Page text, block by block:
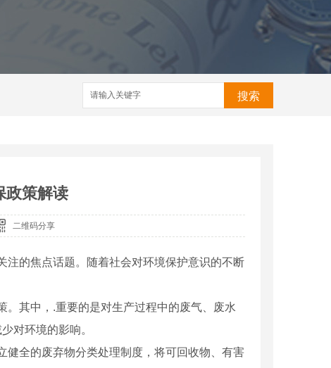
搜索
政策解读
二维码分享
注的焦点话题。随着社会对环境保护意识的不断
。其中，.重要的是对生产过程中的废气、废水
对环境的影响。
健全的废弃物分类处理制度，将可回收物、有害